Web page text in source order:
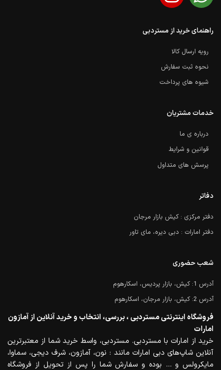
راهنمای خرید از مستردبی
رویه ارسال کالا
نحوه ثبت سفارش
شیوه های پرداخت
خدمات مشتریان
درباره ی ما
قوانین و شرایط
پرسش های متداول
دفاتر
دفتر مرکزی : کیش بازار مرجان
دفتر امارات : دبی دیره، مای تاور
شعب حضوری
آدرس 1: کیش، بازار پردیس، اسکارهوم
آدرس 2: کیش، بازار مرجان، اسکارهوم
فروشگاه اینترنتی مستردبی ، بررسی، انتخاب و خرید آنلاین از آمازون
امارات
خرید از امارات با مستردبی. مستردبی، واسط خرید شما از معتبرترین
آنلاین شاپ‌های دبی امارات مانند : نون، آمازون، شرف دیجی، سماوا،
مایکرولس و … بوده و سفارش شما را پس از تحویل از فروشگاه